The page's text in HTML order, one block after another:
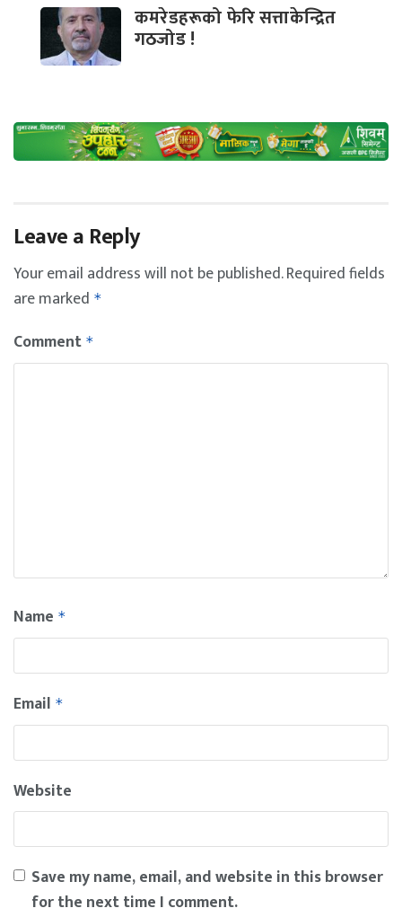
कमरेडहरूको फेरि सत्ताकेन्द्रित
गठजोड !
Leave a Reply
Your email address will not be published.Required fields
are marked *
Comment *
Name *
Email *
Website
Save my name, email, and website in this browser
for the next time I comment.